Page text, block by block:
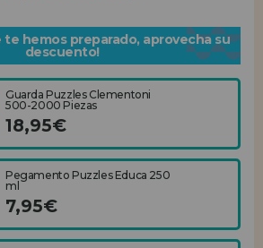
te hemos preparado, aprovecha su
descuento!
Guarda Puzzles Clementoni
500-2000 Piezas
18,95€
Pegamento Puzzles Educa 250
ml
7,95€